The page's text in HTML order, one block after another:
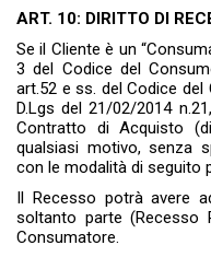
ART. 10: DIRITTO DI
Se il Cliente è un
3 del Codice del
art.52 e ss. del Codice
D.Lgs del 21/02/2014
Contratto di Acquisto
qualsiasi motivo, senza
con le modalità di seguito
Il Recesso potrà avere
soltanto parte (Recesso
Consumatore.